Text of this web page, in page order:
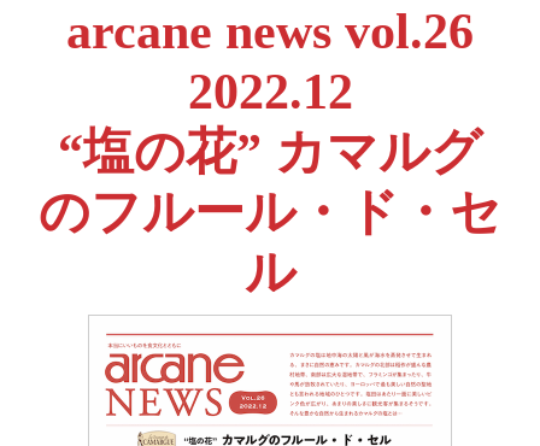
arcane news vol.26
2022.12
“塩の花” カマルグ
のフルール・ド・セ
ル